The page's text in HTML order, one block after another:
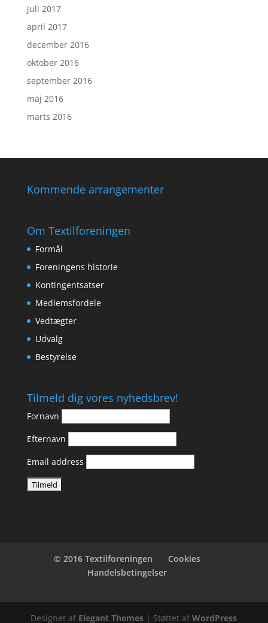
juli 2017
april 2017
december 2016
oktober 2016
september 2016
maj 2016
marts 2016
Kommende arrangementer
Om Textilforeningen
Formål
Foreningens historie
Kontingentsatser
Medlemsfordele
Vedtægter
Udvalg
Bestyrelse
Tilmeld dig vores nyhedsbrev!
Fornavn
Efternavn
Email address
© 2016 Textilforeningen
Cookies
Handelsbetingelser
Designet af Elegant Themes | Støttet afWordPress